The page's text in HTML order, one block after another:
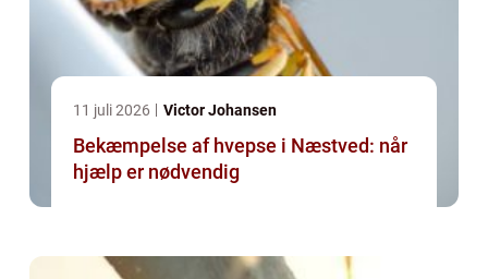
11 juli 2026 Victor Johansen
Bekæmpelse af hvepse i Næstved: når
hjælp er nødvendig